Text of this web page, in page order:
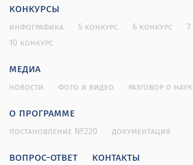
конкурсы
инфографика 5 конкурс 6 конкурс
10 конкурс
медиа
новости фото и видео разговор о
о программе
постановление №220 документация
вопрос-ответ контакты